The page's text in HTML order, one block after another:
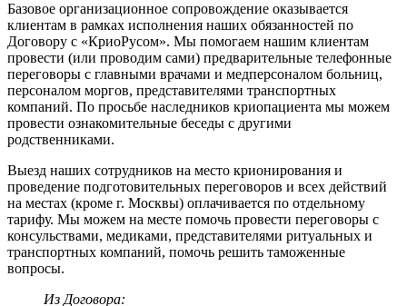
Базовое организационное сопровождение оказывается
клиентам в рамках исполнения наших обязанностей по
Договору с «КриоРусом». Мы помогаем нашим клиентам
провести (или проводим сами) предварительные телефонные
переговоры с главными врачами и медперсоналом больниц,
персоналом моргов, представителями транспортных
компаний. По просьбе наследников криопациента мы можем
провести ознакомительные беседы с другими
родственниками.
Выезд наших сотрудников на место крионирования и
проведение подготовительных переговоров и всех действий
на местах (кроме г. Москвы) оплачивается по отдельному
тарифу. Мы можем на месте помочь провести переговоры с
консульствами, медиками, представителями ритуальных и
транспортных компаний, помочь решить таможенные
вопросы.
Из Договора: